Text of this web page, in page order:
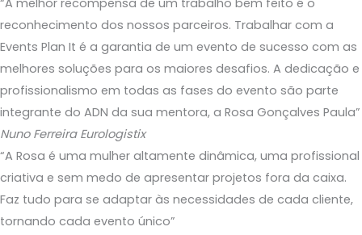
reconhecimento dos nossos parceiros. Trabalhar com a
Events Plan It é a garantia de um evento de sucesso com as
melhores soluções para os maiores desafios. A dedicação e
profissionalismo em todas as fases do evento são parte
integrante do ADN da sua mentora, a Rosa Gonçalves Paula”
Nuno Ferreira Eurologistix
“A Rosa é uma mulher altamente dinâmica, uma profissional
criativa e sem medo de apresentar projetos fora da caixa.
Faz tudo para se adaptar às necessidades de cada cliente,
tornando cada evento único”